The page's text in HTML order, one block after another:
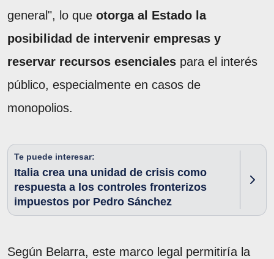
general", lo que otorga al Estado la
posibilidad de intervenir empresas y
reservar recursos esenciales para el interés
público, especialmente en casos de
monopolios.
Te puede interesar:
Italia crea una unidad de crisis como
respuesta a los controles fronterizos
impuestos por Pedro Sánchez
Según Belarra, este marco legal permitiría la